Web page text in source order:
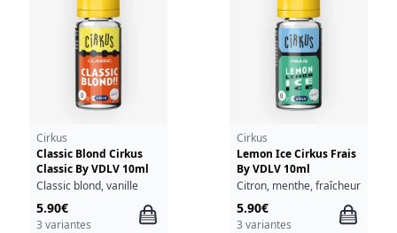
Cirkus
Classic Blond Cirkus
Classic By VDLV 10ml
Classic blond, vanille
5.90€
3 variantes
Cirkus
Lemon Ice Cirkus Frais
By VDLV 10ml
Citron, menthe, fraîcheur
5.90€
3 variantes